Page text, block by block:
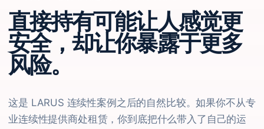
直接持有可能让人感觉更
安全，却让你暴露于更多
风险。
这是 LARUS 连续性案例之后的自然比较。如果你不从专
业连续性提供商处租赁，你到底把什么带入了自己的运